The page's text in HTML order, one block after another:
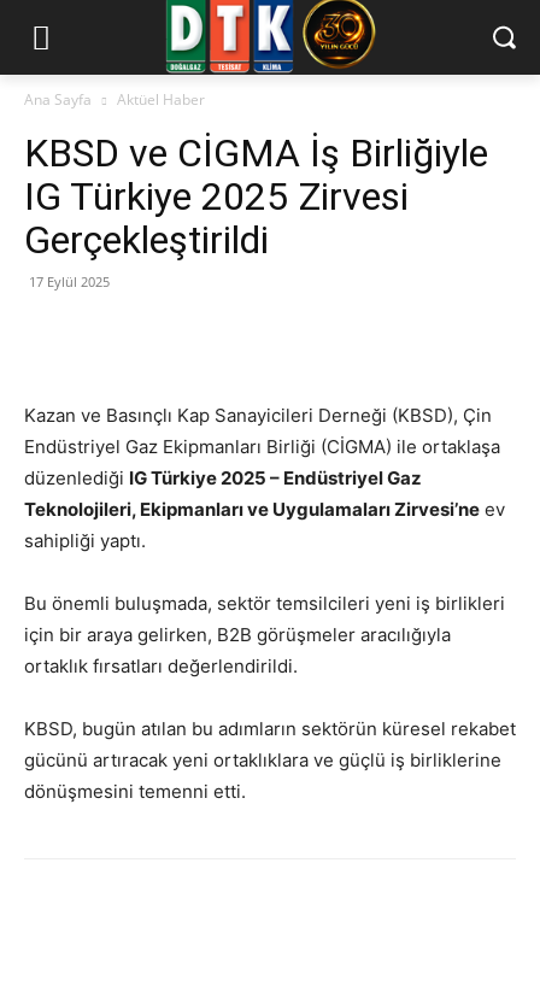
Ana Sayfa Aktüel Haber
KBSD ve CİGMA İş Birliğiyle
IG Türkiye 2025 Zirvesi
Gerçekleştirildi
17 Eylül 2025
Kazan ve Basınçlı Kap Sanayicileri Derneği (KBSD), Çin
Endüstriyel Gaz Ekipmanları Birliği (CİGMA) ile ortaklaşa
düzenlediği IG Türkiye 2025 – Endüstriyel Gaz
Teknolojileri, Ekipmanları ve Uygulamaları Zirvesi’ne ev
sahipliği yaptı.
Bu önemli buluşmada, sektör temsilcileri yeni iş birlikleri
için bir araya gelirken, B2B görüşmeler aracılığıyla
ortaklık fırsatları değerlendirildi.
KBSD, bugün atılan bu adımların sektörün küresel rekabet
gücünü artıracak yeni ortaklıklara ve güçlü iş birliklerine
dönüşmesini temenni etti.